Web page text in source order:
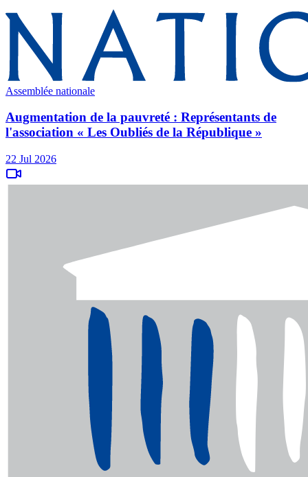
Assemblée nationale
Augmentation de la pauvreté : Représentants de
l'association « Les Oubliés de la République »
22 Jul 2026